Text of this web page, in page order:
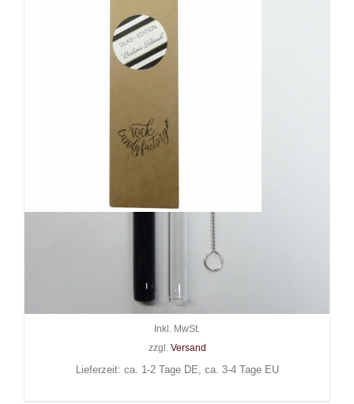
Strawrocket Glas-Trinkhalm
2er-Set Berliner Klassik
Black+Clear mit Bürste 20 cm
12,90
Inkl. MwSt.
zzgl. Versand
Lieferzeit: ca. 1-2 Tage DE, ca. 3-4 Tage EU